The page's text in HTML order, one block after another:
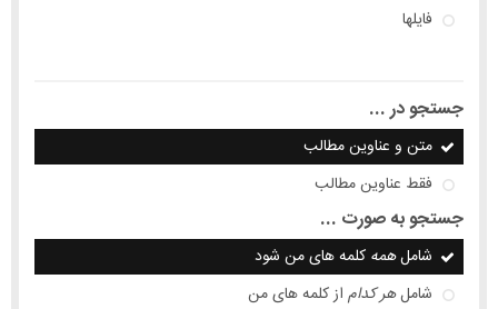
فایلها
جستجو در ...
متن و عناوین مطالب
فقط عناوین مطالب
جستجو به صورت ...
شاملهمه کلمه های من شود
شاملهر کدام از کلمه های من